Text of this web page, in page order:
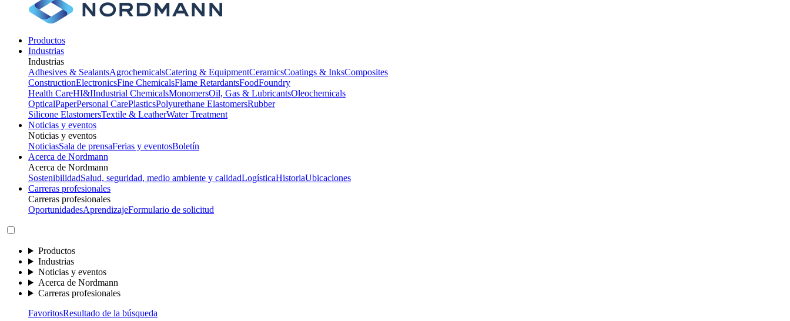
Productos
Industrias
Industrias
Adhesives & SealantsAgrochemicalsCatering & EquipmentCeramicsCoatings & InksComposites
ConstructionElectronicsFine ChemicalsFlame RetardantsFoodFoundry
Health CareHI&IIndustrial ChemicalsMonomersOil, Gas & LubricantsOleochemicals
OpticalPaperPersonal CarePlasticsPolyurethane ElastomersRubber
Silicone ElastomersTextile & LeatherWater Treatment
Noticias y eventos
Noticias y eventos
NoticiasSala de prensaFerias y eventosBoletín
Acerca de Nordmann
Acerca de Nordmann
SostenibilidadSalud, seguridad, medio ambiente y calidadLogísticaHistoriaUbicaciones
Carreras profesionales
Carreras profesionales
OportunidadesAprendizajeFormulario de solicitud
Productos
Industrias
Noticias y eventos
Acerca de Nordmann
Carreras profesionales
FavoritosResultado de la búsqueda